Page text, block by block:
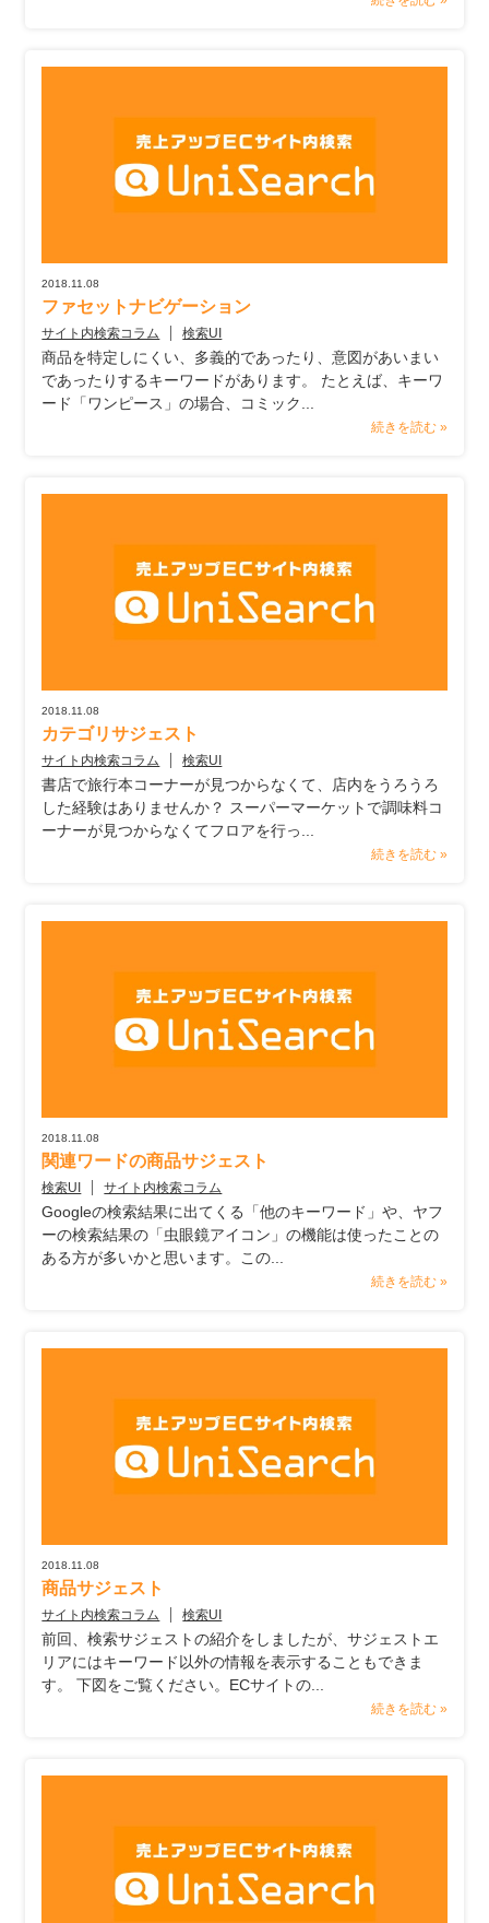
2018.11.08
ファセットナビゲーション
サイト内検索コラム 検索UI
商品を特定しにくい、多義的であったり、意図があいまい
であったりするキーワードがあります。 たとえば、キーワ
ード「ワンピース」の場合、コミック...
続きを読む »
2018.11.08
カテゴリサジェスト
サイト内検索コラム 検索UI
書店で旅行本コーナーが見つからなくて、店内をうろうろ
した経験はありませんか？ スーパーマーケットで調味料コ
ーナーが見つからなくてフロアを行っ...
続きを読む »
2018.11.08
関連ワードの商品サジェスト
検索UI サイト内検索コラム
Googleの検索結果に出てくる「他のキーワード」や、ヤフ
ーの検索結果の「虫眼鏡アイコン」の機能は使ったことの
ある方が多いかと思います。この...
続きを読む »
2018.11.08
商品サジェスト
サイト内検索コラム 検索UI
前回、検索サジェストの紹介をしましたが、サジェストエ
リアにはキーワード以外の情報を表示することもできま
す。 下図をご覧ください。ECサイトの...
続きを読む »